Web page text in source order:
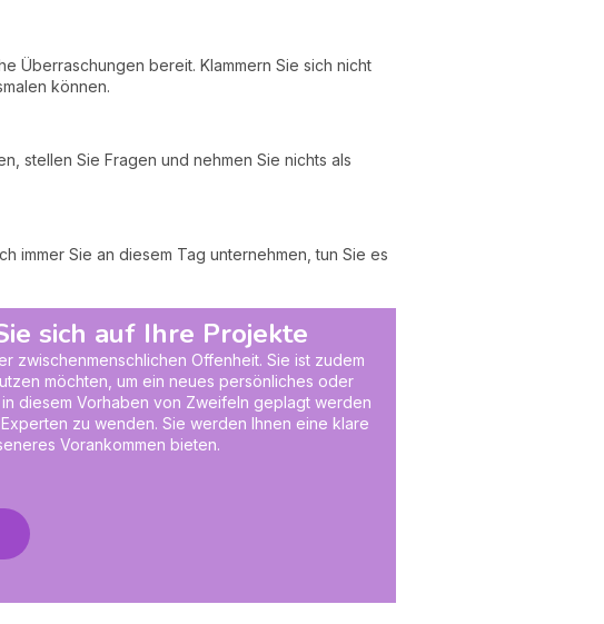
Überraschungen bereit. Klammern Sie sich nicht
können.
stellen Sie Fragen und nehmen Sie nichts als
immer Sie an diesem Tag unternehmen, tun Sie es
sich auf Ihre Projekte
zwischenmenschlichen Offenheit. Sie ist zudem
möchten, um ein neues persönliches oder
diesem Vorhaben von Zweifeln geplagt werden
zu wenden. Sie werden Ihnen eine klare
Vorankommen bieten.